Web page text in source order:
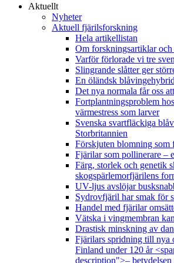
Aktuellt
Nyheter
Aktuell fjärilsforskning
Hela artikellistan
Om forskningsartiklar och
Varför förlorade vi tre
Slingrande slåtter ger
En öländsk blåvingehybrid
Det nya normala får oss
Fortplantningsproblem
värmestress som larver
Svenska svartfläckiga
Storbritannien
Förskjuten blomning som
Fjärilar som pollinerare –
Färg, storlek och genetik
skogspärlemorfjärilens
UV-ljus avslöjar
Sydrovfjäril har smak för
Handel med fjärilar
Vätska i vingmembran
Drastisk minskning av
Fjärilars spridning till nya
Finland under 120 år
description">–